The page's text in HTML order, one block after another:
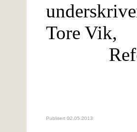
Tore
Publisert 02.05.2013